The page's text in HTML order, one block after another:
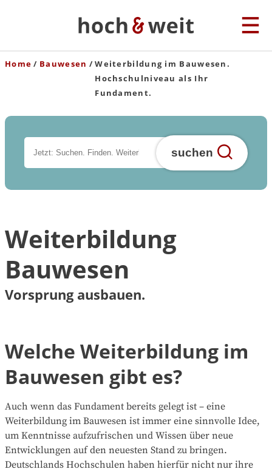
Home Bauwesen
Weiterbildung im Bauwesen.
Hochschulniveau als Ihr
Fundament.
suchen
Weiterbildung
Bauwesen
Vorsprung ausbauen.
Welche Weiterbildung im
Bauwesen gibt es?
Auch wenn das Fundament bereits gelegt ist – eine
Weiterbildung im Bauwesen ist immer eine sinnvolle Idee,
um Kenntnisse aufzufrischen und Wissen über neue
Entwicklungen auf den neuesten Stand zu bringen.
Deutschlands Hochschulen haben hierfür nicht nur ihre